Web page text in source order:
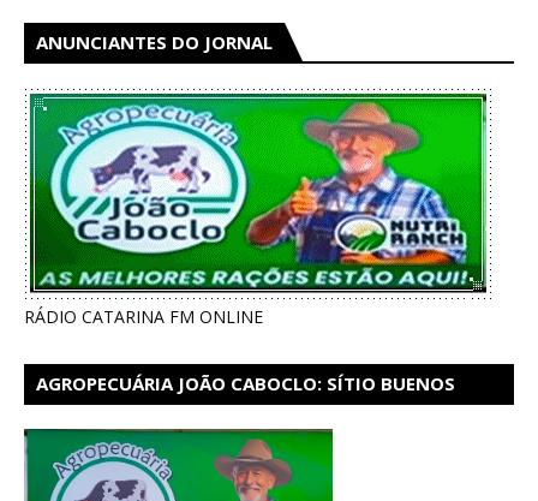
ANUNCIANTES DO JORNAL
RÁDIO CATARINA FM ONLINE
AGROPECUÁRIA JOÃO CABOCLO: SÍTIO BUENOS